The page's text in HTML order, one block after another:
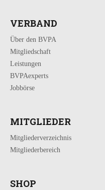
VERBAND
Über den BVPA
Mitgliedschaft
Leistungen
BVPAexperts
Jobbörse
MITGLIEDER
Mitgliederverzeichnis
Mitgliederbereich
SHOP